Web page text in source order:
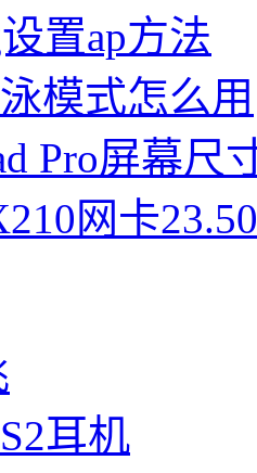
置ap方法
模式怎么用
Pro屏幕尺
网卡